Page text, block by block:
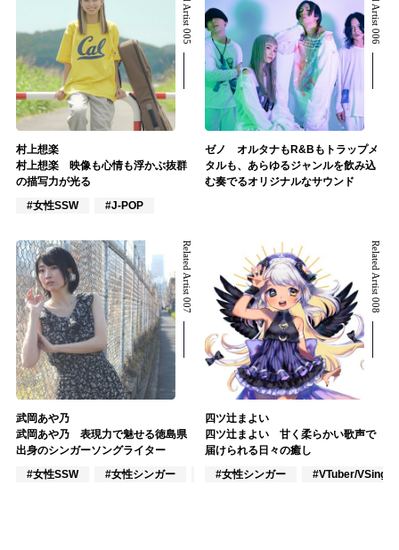
村上想楽
村上想楽 映像も心情も浮かぶ抜群
の描写力が光る
#女性SSW
#J-POP
ゼノ オルタナもR&Bもトラップメ
タルも、あらゆるジャンルを飲み込
む奏でるオリジナルなサウンド
Related Artist 007
武岡あや乃
武岡あや乃 表現力で魅せる徳島県
出身のシンガーソングライター
#女性SSW
#女性シンガー #インディーズ
Related Artist 008
四ツ辻まよい
四ツ辻まよい 甘く柔らかい歌声で
届けられる日々の癒し
#女性シンガー
#VTuber/VSinger